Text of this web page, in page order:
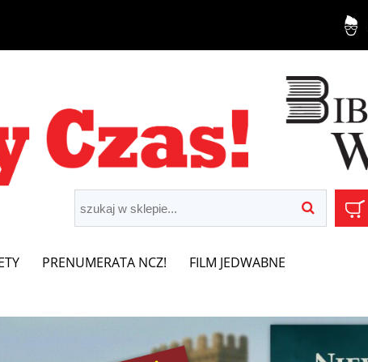
PRENUMERATA NCZ! FILM JEDWABNE